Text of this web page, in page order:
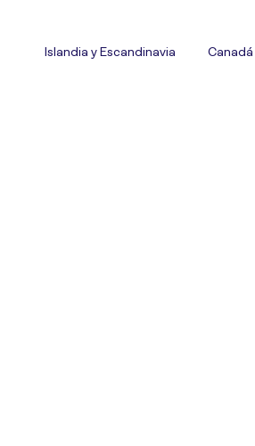
Islandia y Escandinavia Canadá